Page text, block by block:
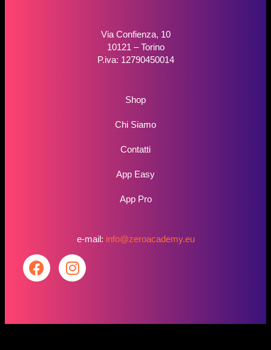
Via Confienza, 10
10121 – Torino
P.iva: 12790450014
Shop
Chi Siamo
Contatti
App Easy
App Pro
e-mail: info@zeroacademy.eu